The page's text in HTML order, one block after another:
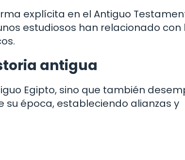
explícita en el Antiguo
estudiosos han relacionado con
antigua
Egipto, sino que también
época, estableciendo alianzas y